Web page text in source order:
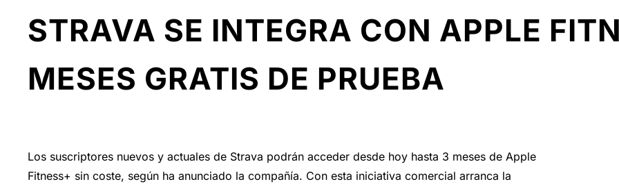
STRAVA SE INTEGRA CON APPLE
MESES GRATIS DE PRUEBA
Los suscriptores nuevos y actuales de Strava podrán acceder desde hoy hasta 3 meses de Apple
Fitness+ sin coste, según ha anunciado la compañía. Con esta iniciativa comercial arranca la